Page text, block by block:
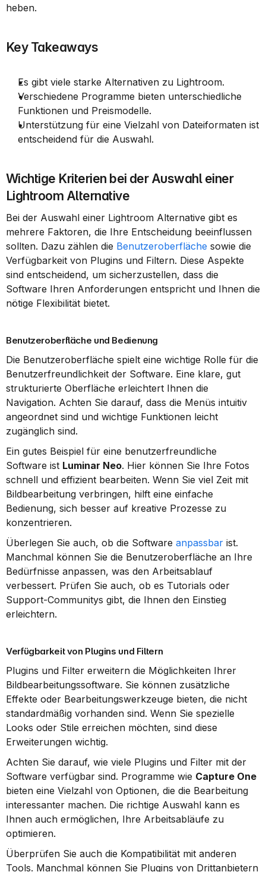
heben.
Key Takeaways
Es gibt viele starke Alternativen zu Lightroom.
Verschiedene Programme bieten unterschiedliche
Funktionen und Preismodelle.
Unterstützung für eine Vielzahl von Dateiformaten ist
entscheidend für die Auswahl.
Wichtige Kriterien bei der Auswahl einer
Lightroom Alternative
Bei der Auswahl einer Lightroom Alternative gibt es
mehrere Faktoren, die Ihre Entscheidung beeinflussen
sollten. Dazu zählen die Benutzeroberfläche sowie die
Verfügbarkeit von Plugins und Filtern. Diese Aspekte
sind entscheidend, um sicherzustellen, dass die
Software Ihren Anforderungen entspricht und Ihnen die
nötige Flexibilität bietet.
Benutzeroberfläche und Bedienung
Die Benutzeroberfläche spielt eine wichtige Rolle für die
Benutzerfreundlichkeit der Software. Eine klare, gut
strukturierte Oberfläche erleichtert Ihnen die
Navigation. Achten Sie darauf, dass die Menüs intuitiv
angeordnet sind und wichtige Funktionen leicht
zugänglich sind.
Ein gutes Beispiel für eine benutzerfreundliche
Software ist Luminar Neo. Hier können Sie Ihre Fotos
schnell und effizient bearbeiten. Wenn Sie viel Zeit mit
Bildbearbeitung verbringen, hilft eine einfache
Bedienung, sich besser auf kreative Prozesse zu
konzentrieren.
Überlegen Sie auch, ob die Software anpassbar ist.
Manchmal können Sie die Benutzeroberfläche an Ihre
Bedürfnisse anpassen, was den Arbeitsablauf
verbessert. Prüfen Sie auch, ob es Tutorials oder
Support-Communitys gibt, die Ihnen den Einstieg
erleichtern.
Verfügbarkeit von Plugins und Filtern
Plugins und Filter erweitern die Möglichkeiten Ihrer
Bildbearbeitungssoftware. Sie können zusätzliche
Effekte oder Bearbeitungswerkzeuge bieten, die nicht
standardmäßig vorhanden sind. Wenn Sie spezielle
Looks oder Stile erreichen möchten, sind diese
Erweiterungen wichtig.
Achten Sie darauf, wie viele Plugins und Filter mit der
Software verfügbar sind. Programme wie Capture One
bieten eine Vielzahl von Optionen, die die Bearbeitung
interessanter machen. Die richtige Auswahl kann es
Ihnen auch ermöglichen, Ihre Arbeitsabläufe zu
optimieren.
Überprüfen Sie auch die Kompatibilität mit anderen
Tools. Manchmal können Sie Plugins von Drittanbietern